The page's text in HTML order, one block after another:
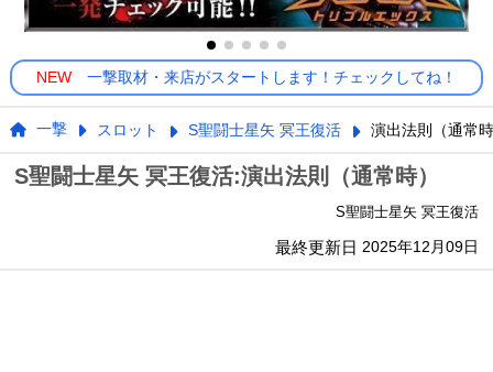
NEW 一撃取材・来店がスタートします！チェックしてね！
一撃 スロット S聖闘士星矢 冥王復活 演出法則（通常
S聖闘士星矢 冥王復活:演出法則（通常時）
S聖闘士星矢 冥王復活
最終更新日 2025年12月09日